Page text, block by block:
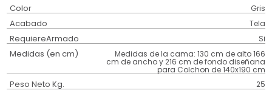
Color Gris
Acabado Tela
RequiereArmado Si
Medidas (en cm) Medidas de la cama: 130 cm de alto 166
cm de ancho y 216 cm de fondo diseñana
para Colchon de 140x190 cm
Peso Neto Kg. 25